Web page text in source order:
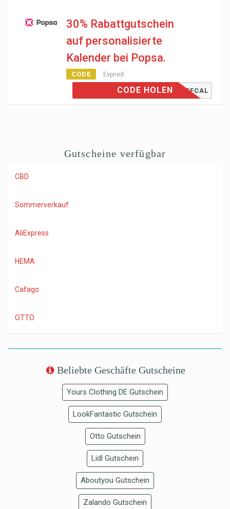
30% Rabattgutschein
auf personalisierte
Kalender bei Popsa.
CODE Expired
30OFFCAL
CODE HOLEN
Gutscheine verfügbar
CBD
Sommerverkauf
AliExpress
HEMA
Cafago
OTTO
Beliebte Geschäfte Gutscheine
Yours Clothing DE Gutschein
LookFantastic Gutschein
Otto Gutschein
Lidl Gutschein
Aboutyou Gutschein
Zalando Gutschein